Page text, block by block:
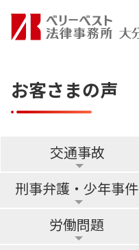
お客さまの声
交通事故
刑事弁護・少年事件
労働問題